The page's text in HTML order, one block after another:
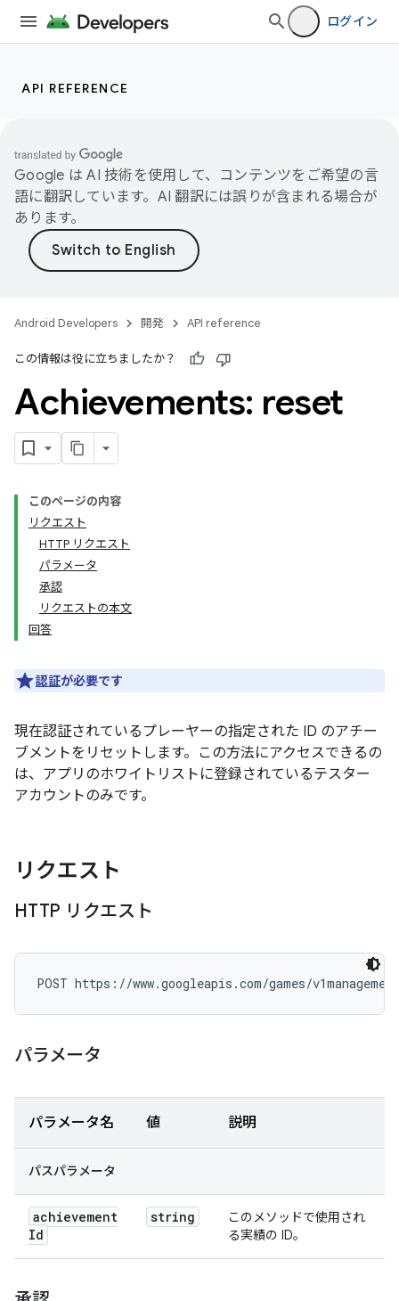
ログイン
API REFERENCE
Google は AI 技術を使用して、コンテンツをご希望の言
語に翻訳しています。AI 翻訳には誤りが含まれる場合が
あります。
Android Developers 開発 API reference
この情報は役に立ちましたか？
Achievements: reset
このページの内容
リクエスト
HTTP リクエスト
パラメータ
承認
リクエストの本文
回答
認証が必要です
現在認証されているプレーヤーの指定された ID のアチー
ブメントをリセットします。この方法にアクセスできるの
は、アプリのホワイトリストに登録されているテスター
アカウントのみです。
リクエスト
HTTP リクエスト
POST https://www.googleapis.com/games/
パラメータ
パラメータ名 値 説明
パスパラメータ
achievement
Id
string
このメソッドで使用され
る実績の ID。